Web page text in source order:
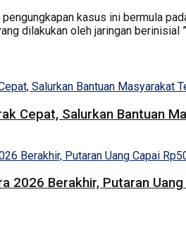
kasus ini bermula
dilakukan oleh jaringan berinisial
Cepat, Salurkan Bantuan
2026 Berakhir, Putaran